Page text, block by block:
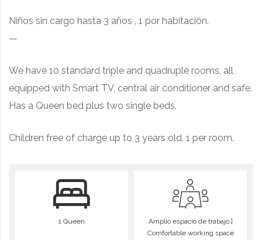
1 Queen
Amplio espacio de trabajo |
Comfortable working space
Niños sin cargo hasta 3 años , 1 por habitación.
—
We have 10 standard triple and quadruple rooms, all
equipped with Smart TV, central air conditioner and safe.
Has a Queen bed plus two single beds.
Children free of charge up to 3 years old, 1 per room.